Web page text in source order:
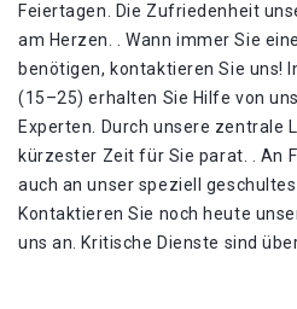
Feiertagen. Die Zufriedenheit
am Herzen. . Wann immer Sie
benötigen, kontaktieren Sie uns!
(15–25) erhalten Sie Hilfe von
Experten. Durch unsere zentrale
kürzester Zeit für Sie parat. . An
auch an unser speziell
Kontaktieren Sie noch heute
uns an. Kritische Dienste sind